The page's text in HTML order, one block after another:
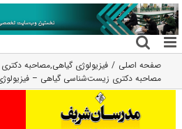
رفتن
به
محتوا
صفحه اصلی فیزیولوژی گیاهی,مصاحبه دکتری
مصاحبه دکتری زیست‌شناسی گیاهی –